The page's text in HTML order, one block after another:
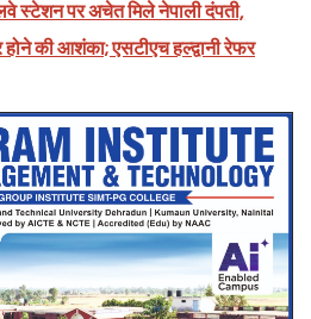
स्टेशन पर अचेत मिले नेपाली दंपती,
होने की आशंका; एसटीएच हल्द्वानी रेफर